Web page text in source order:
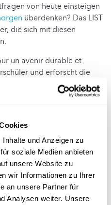
und Anzeigen zu
soziale Medien anbieten
unsere Website zu
wir Informationen zu Ihrer
an unsere Partner für
Analysen weiter. Unsere
von heute einsteigen
überdenken? Das LIST
die sich mit diesen
un avenir durable et
und erforscht die
und des Bauens,
den CO2-Ausstoß. Laut
Die Leser finden darin
technologischen
wie Städte in grünere
Das zweite Buch,
Bauen mit Rücksicht
sich an Schülerinnen und
Grundschulbildung. Darin